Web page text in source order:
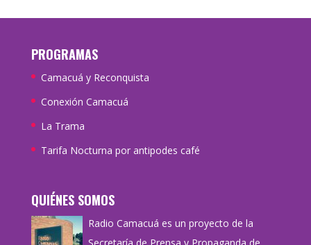
PROGRAMAS
Camacuá y Reconquista
Conexión Camacuá
La Trama
Tarifa Nocturna por antipodes café
QUIÉNES SOMOS
Radio Camacuá es un proyecto de la